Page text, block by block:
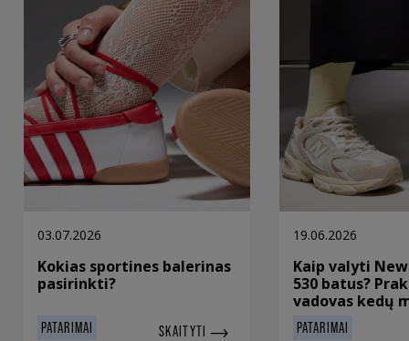
03.07.2026
Kokias sportines balerinas
pasirinkti?
PATARIMAI SKAITYTI
19.06.2026
Kaip valyti
530 batus?
vadovas kedų
PATARIMAI